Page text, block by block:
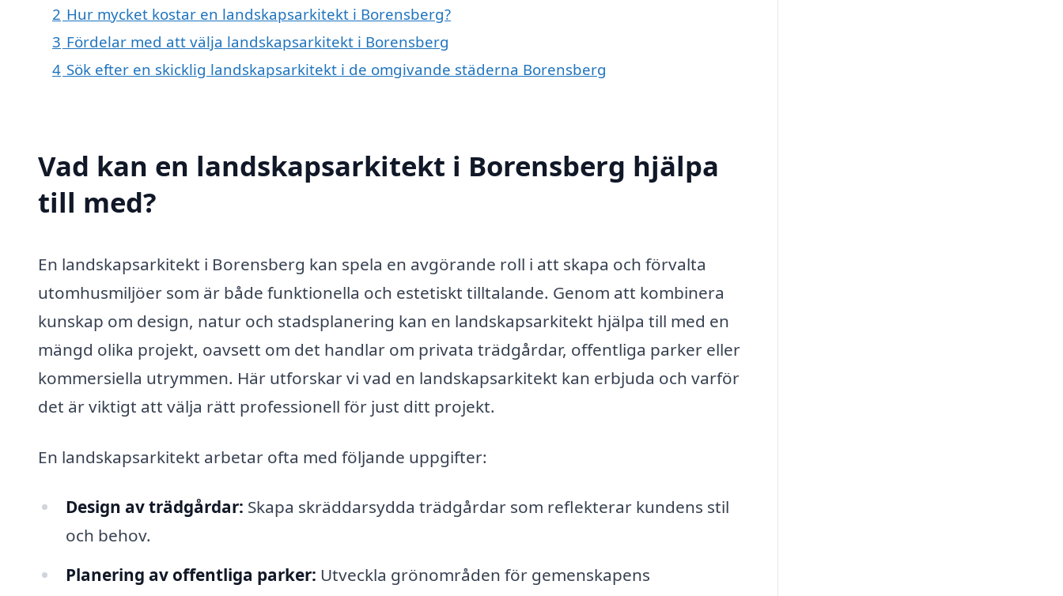
2 Hur mycket kostar en landskapsarkitekt i Borensberg?
3 Fördelar med att välja landskapsarkitekt i Borensberg
4 Sök efter en skicklig landskapsarkitekt i de omgivande städerna Borensberg
Vad kan en landskapsarkitekt i Borensberg hjälpa
till med?
En landskapsarkitekt i Borensberg kan spela en avgörande roll i att skapa och förvalta
utomhusmiljöer som är både funktionella och estetiskt tilltalande. Genom att kombinera
kunskap om design, natur och stadsplanering kan en landskapsarkitekt hjälpa till med en
mängd olika projekt, oavsett om det handlar om privata trädgårdar, offentliga parker eller
kommersiella utrymmen. Här utforskar vi vad en landskapsarkitekt kan erbjuda och varför
det är viktigt att välja rätt professionell för just ditt projekt.
En landskapsarkitekt arbetar ofta med följande uppgifter:
Design av trädgårdar: Skapa skräddarsydda trädgårdar som reflekterar kundens stil
och behov.
Planering av offentliga parker: Utveckla grönområden för gemenskapens